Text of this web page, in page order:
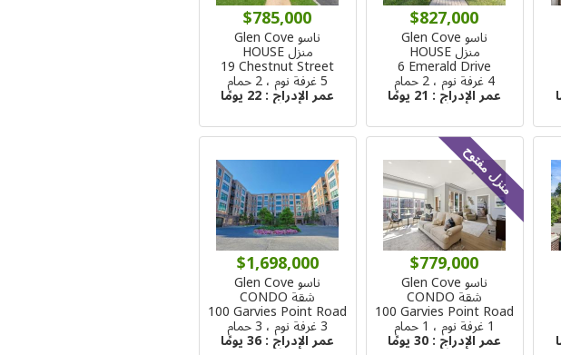
$827,000
ناسو Glen Cove
منزل HOUSE
6 Emerald Drive
4 غرفة نوم ، 2 حمام
عمر الإدراج : 21 يومًا
$785,000
ناسو Glen Cove
منزل HOUSE
19 Chestnut Street
5 غرفة نوم ، 2 حمام
عمر الإدراج :22 يومًا
منزل مفتوح
$779,000
ناسو Glen Cove
شقة CONDO
100 Garvies Point Road
1 غرفة نوم ، 1 حمام
عمر الإدراج :30 يومًا
$1,698,000
ناسو Glen Cove
شقة CONDO
100 Garvies Point Road
3 غرفة نوم ، 3 حمام
عمر الإدراج :36 يومًا